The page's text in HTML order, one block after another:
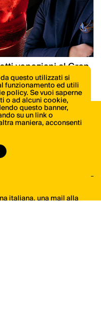
veneziani al Gran
di libri e riviste di
italiana, una mail alla
questo utilizzati si
funzionamento ed utili
policy. Se vuoi saperne
o ad alcuni cookie,
questo banner,
su un link o
maniera, acconsenti